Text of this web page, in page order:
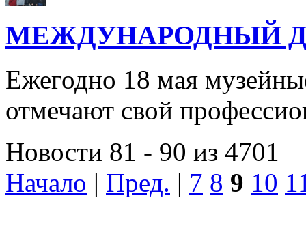
МЕЖДУНАРОДНЫЙ
Ежегодно 18 мая
отмечают свой
Новости 81 - 90 из 4701
Начало | Пред. | 7 8 9 10